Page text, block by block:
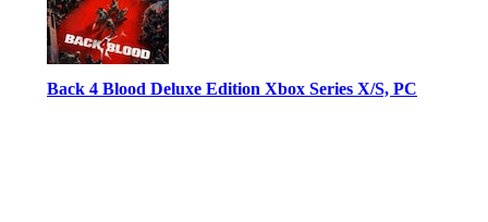
Back 4 Blood Deluxe Edition Xbox Series X/S, PC